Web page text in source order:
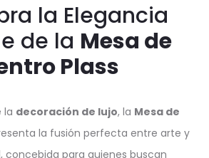
la Elegancia
de la Mesa de
Plass
la decoración de lujo, la Mesa de
la fusión perfecta entre arte y
concebida para quienes buscan